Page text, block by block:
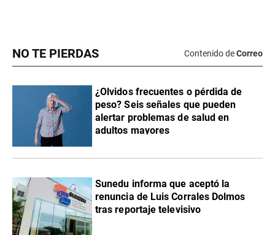
NO TE PIERDAS Contenido deCorreo
¿Olvidos frecuentes o pérdida de
peso? Seis señales que pueden
alertar problemas de salud en
adultos mayores
Sunedu informa que aceptó la
renuncia de Luis Corrales Dolmos
tras reportaje televisivo